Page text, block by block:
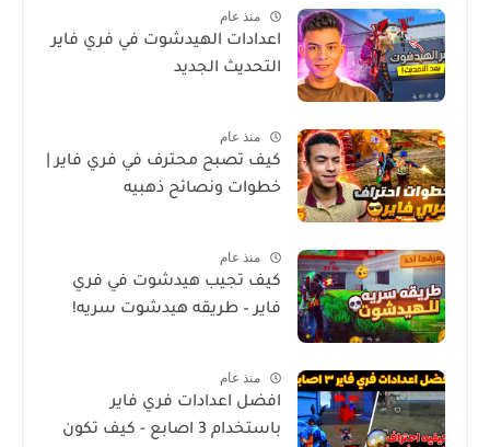
منذ عام
اعدادات الهيدشوت في فري فاير
التحديث الجديد
منذ عام
كيف تصبح محترف في فري فاير |
خطوات ونصائح ذهبيه
منذ عام
كيف تجيب هيدشوت في فري
فاير – طريقه هيدشوت سريه!
منذ عام
افضل اعدادات فري فاير
باستخدام 3 اصابع - كيف تكون